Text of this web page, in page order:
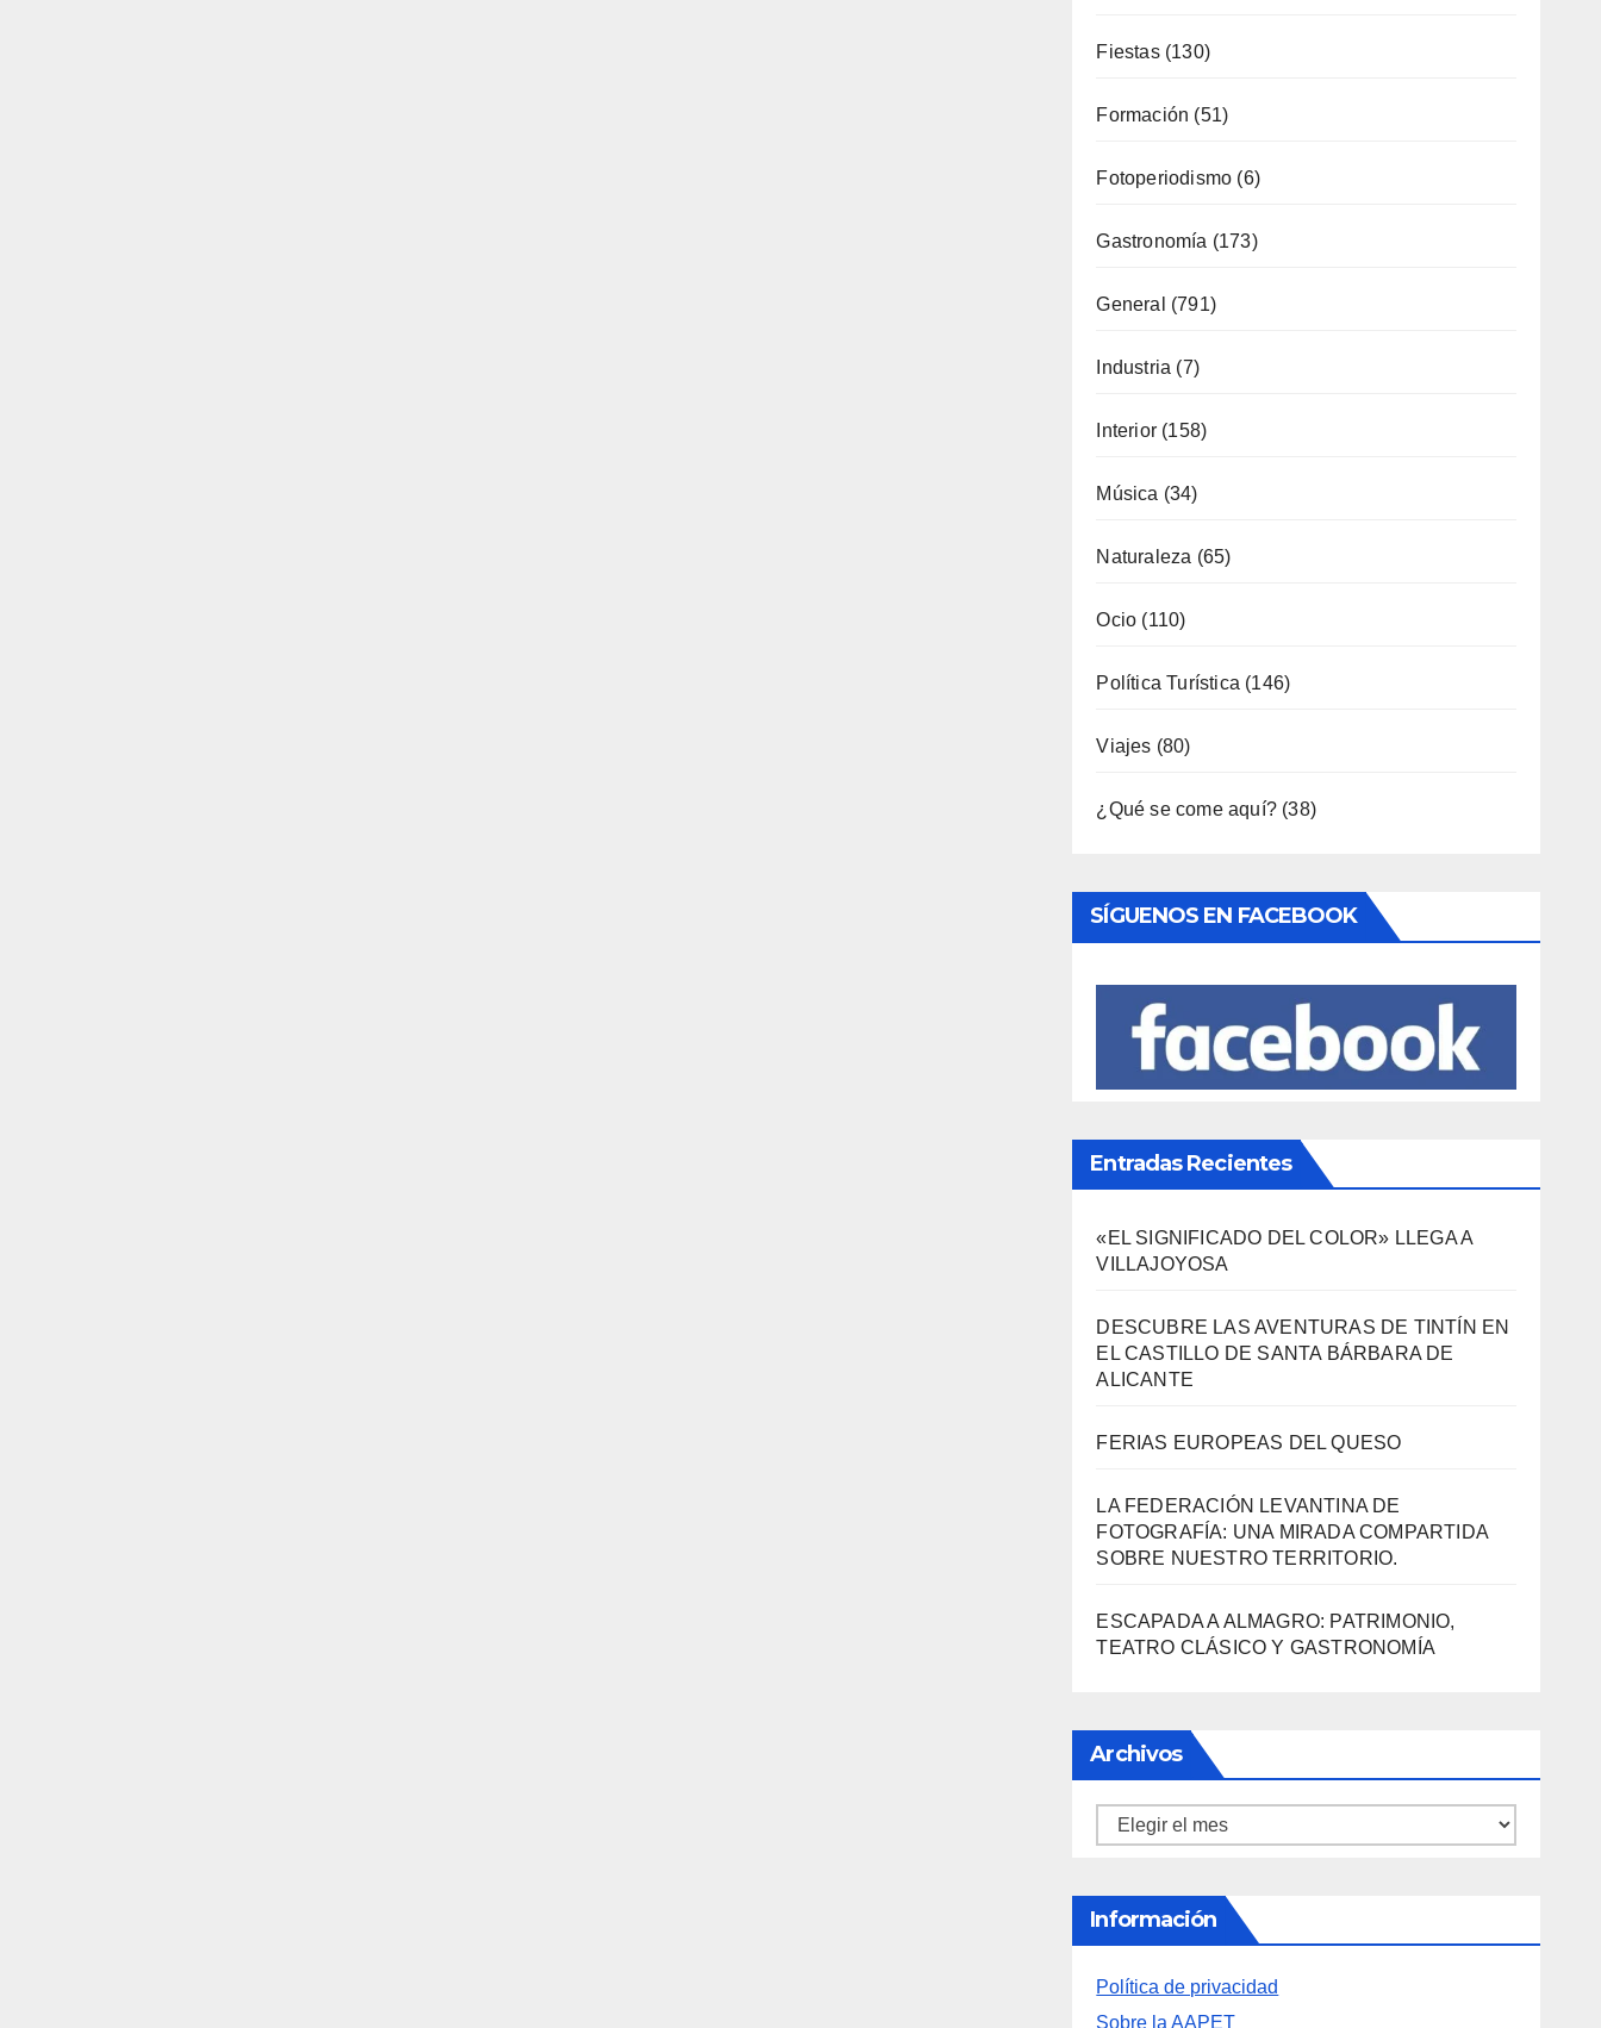
Fiestas(130)
Formación (51)
Fotoperiodismo (6)
Gastronomía (173)
General (791)
Industria (7)
Interior(158)
Música (34)
Naturaleza (65)
Ocio (110)
Política Turística (146)
Viajes (80)
¿Qué se come aquí?(38)
SÍGUENOS EN FACEBOOK
Entradas Recientes
«EL SIGNIFICADO DEL COLOR» LLEGA A
VILLAJOYOSA
DESCUBRE LAS AVENTURAS DE TINTÍN EN
EL CASTILLO DE SANTA BÁRBARA DE
ALICANTE
FERIAS EUROPEAS DEL QUESO
LA FEDERACIÓN LEVANTINA DE
FOTOGRAFÍA: UNA MIRADA COMPARTIDA
SOBRE NUESTRO TERRITORIO.
ESCAPADA A ALMAGRO: PATRIMONIO,
TEATRO CLÁSICO Y GASTRONOMÍA
Archivos
Archivos
Información
Política de privacidad
Sobre la AAPET